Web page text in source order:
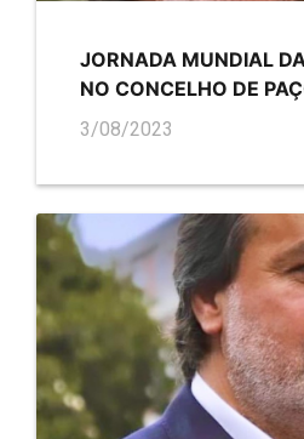
JORNADA MUNDIAL
NO CONCELHO DE
3/08/2023